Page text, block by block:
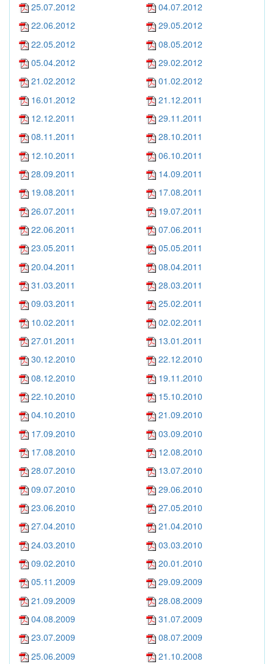
25.07.2012
04.07.2012
22.06.2012
29.05.2012
22.05.2012
08.05.2012
05.04.2012
29.02.2012
21.02.2012
01.02.2012
16.01.2012
21.12.2011
12.12.2011
29.11.2011
08.11.2011
28.10.2011
12.10.2011
06.10.2011
28.09.2011
14.09.2011
19.08.2011
17.08.2011
26.07.2011
19.07.2011
22.06.2011
07.06.2011
23.05.2011
05.05.2011
20.04.2011
08.04.2011
31.03.2011
28.03.2011
09.03.2011
25.02.2011
10.02.2011
02.02.2011
27.01.2011
13.01.2011
30.12.2010
22.12.2010
08.12.2010
19.11.2010
22.10.2010
15.10.2010
04.10.2010
21.09.2010
17.09.2010
03.09.2010
17.08.2010
12.08.2010
28.07.2010
13.07.2010
09.07.2010
29.06.2010
23.06.2010
27.05.2010
27.04.2010
21.04.2010
24.03.2010
03.03.2010
09.02.2010
20.01.2010
05.11.2009
29.09.2009
21.09.2009
28.08.2009
04.08.2009
31.07.2009
23.07.2009
08.07.2009
25.06.2009
21.10.2008